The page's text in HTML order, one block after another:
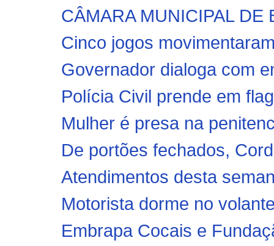
CÂMARA MUNICIPAL DE
Cinco jogos
Governador dialoga com
Polícia Civil prende em
Mulher é presa na
De portões fechados,
Atendimentos desta
Motorista dorme no
Embrapa Cocais e